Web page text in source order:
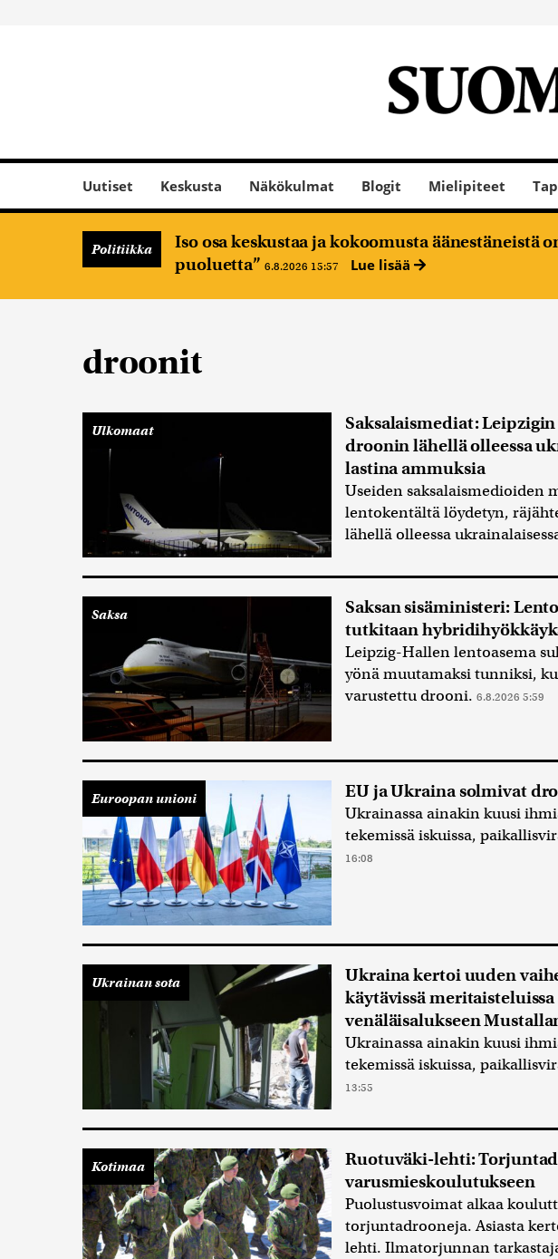
Uutiset Keskusta Näkökulmat Blogit Mielipiteet
Politiikka
Iso osa keskustaa ja kokoomusta äänestäneistä
puoluetta” 6.8.2026 15:57 Lue lisää
droonit
Ulkomaat
Saksalaismediat:
droonin lähellä olleessa
lastina ammuksia
Useiden saksalaismedioiden
lentokentältä löydetyn,
lähellä olleessa
Saksa
Saksan sisäministeri:
tutkitaan
Leipzig-Hallen lentoasema
yönä muutamaksi tunniksi,
varustettu drooni. 6.8.2026 5:59
Euroopan unioni EU ja Ukraina solmivat
Ukrainassa ainakin kuusi
tekemissä iskuissa,
16:08
Ukrainan sota
Ukraina kertoi uuden
käytävissä meritaisteluissa
venäläisalukseen
Ukrainassa ainakin kuusi
tekemissä iskuissa,
13:55
Kotimaa
Ruotuväki-lehti:
varusmieskoulutukseen
Puolustusvoimat alkaa
torjuntadrooneja. Asiasta
lehti. Ilmatorjunnan